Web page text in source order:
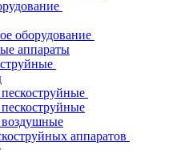
оборудование
аппараты
воздушные
аппаратов